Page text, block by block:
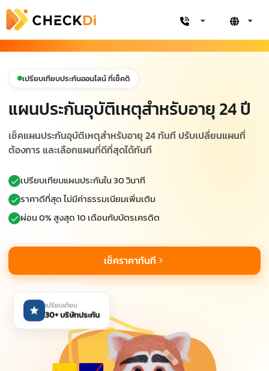
เปรียบเทียบประกันออนไลน์ ที่เช็คดิ
แผนประกันอุบัติเหตุสำหรับอายุ 24 ปี
เช็คแผนประกันอุบัติเหตุสำหรับอายุ 24 ทันที ปรับเปลี่ยนแผนที่
ต้องการ และเลือกแผนที่ดีที่สุดได้ทันที
เปรียบเทียบแผนประกันใน 30 วินาที
ราคาดีที่สุด ไม่มีค่าธรรมเนียมเพิ่มเติม
ผ่อน 0% สูงสุด 10 เดือนกับบัตรเครดิต
เช็คราคาทันที
เปรียบเทียบ
30+ บริษัทประกัน